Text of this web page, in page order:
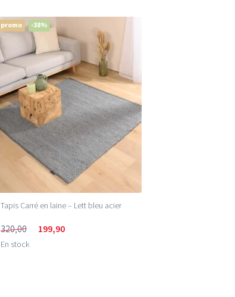
promo -38%
Tapis Carré en laine – Lett bleu acier
320,00 199,90
En stock